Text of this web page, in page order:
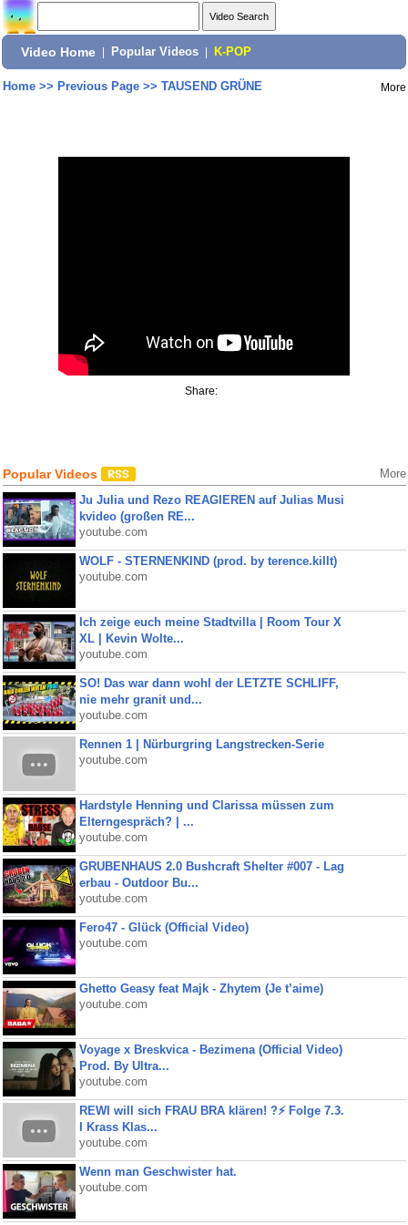
Video Home Popular Videos K-POP
Home>> Previous Page>> TAUSEND GRÜNE More
Share:
Popular Videos More
Ju Julia und Rezo REAGIEREN auf Julias Musi
kvideo (großen RE...
youtube.com
WOLF - STERNENKIND (prod. by terence.killt)
youtube.com
Ich zeige euch meine Stadtvilla | Room Tour X
XL | Kevin Wolte...
youtube.com
SO! Das war dann wohl der LETZTE SCHLIFF,
nie mehr granit und...
youtube.com
Rennen 1 | Nürburgring Langstrecken-Serie
youtube.com
Hardstyle Henning und Clarissa müssen zum
Elterngespräch? | ...
youtube.com
GRUBENHAUS 2.0 Bushcraft Shelter #007 - Lag
erbau - Outdoor Bu...
youtube.com
Fero47 - Glück (Official Video)
youtube.com
Ghetto Geasy feat Majk - Zhytem (Je t’aime)
youtube.com
Voyage x Breskvica - Bezimena (Official Video)
Prod. By Ultra...
youtube.com
REWI will sich FRAU BRA klären! ?⚡️ Folge 7.3.
I Krass Klas...
youtube.com
Wenn man Geschwister hat.
youtube.com